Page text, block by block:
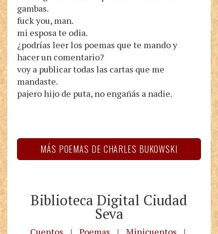
gambas.
fuck you, man.
mi esposa te odia.
¿podrías leer los poemas que te mando y
hacer un comentario?
voy a publicar todas las cartas que me
mandaste.
pajero hijo de puta, no engañás a nadie.
MÁS POEMAS DE CHARLES BUKOWSKI
Biblioteca Digital Ciudad
Seva
Cuentos | Poemas | Minicuentos
|